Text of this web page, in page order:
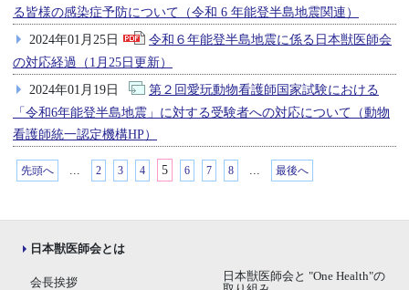
る皆様の感染症予防について（令和 6 年能登半島地震関連）
2024年01月25日
令和６年能登半島地震に係る日本獣医師会
の対応経過（1月25日更新）
2024年01月19日
第２回愛玩動物看護師国家試験における
「令和6年能登半島地震」に対する受験者への対応について（動物
看護師統一認定機構HP）
先頭へ ... 2 3 4 5 6 7 8 ... 最後へ
日本獣医師会とは
会長挨拶
日本獣医師会と "One Health"の